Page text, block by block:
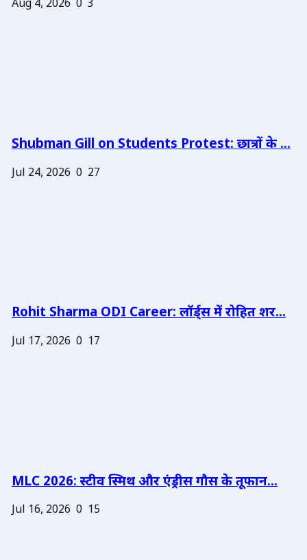
Aug 4, 2026 0 3
Shubman Gill on Students Protest: छात्रों के ...
Jul 24, 2026 0 27
Rohit Sharma ODI Career: लॉर्ड्स में रोहित शर...
Jul 17, 2026 0 17
MLC 2026: स्टीव स्मिथ और एंड्रीस गौस के तूफान...
Jul 16, 2026 0 15